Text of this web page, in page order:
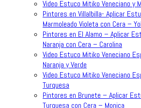
Video Estuco Mitiko Veneciano y
Pintores en Villalbilla- Aplicar
Marmoleado Violeta con Cera –
Pintores en El Alamo – Aplicar
Naranja con Cera – Carolina
Video Estuco Mitiko Veneciano
Naranja y Verde
Video Estuco Mitiko Veneciano
Turquesa
Pintores en Brunete – Aplicar
Turquesa con Cera – Monica